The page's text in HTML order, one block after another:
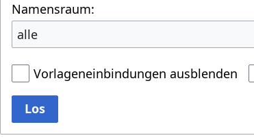
Namensraum:
alle
Vorlageneinbindungen ausblenden
Los